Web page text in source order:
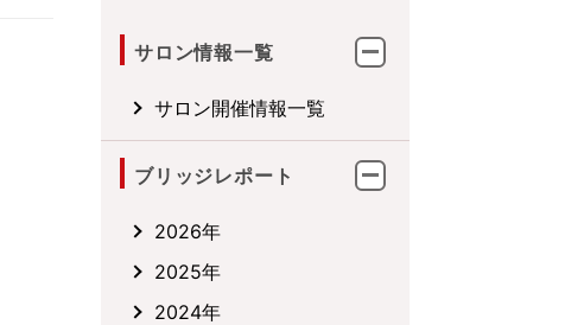
サロン情報一覧
サロン開催情報一覧
ブリッジレポート
2026年
2025年
2024年